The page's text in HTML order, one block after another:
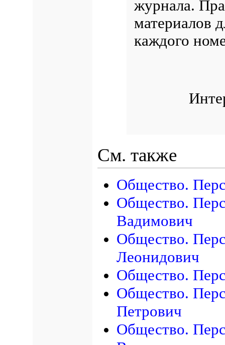
журнала.
материалов
каждого
См. также
Общество.
Общество.
Вадимович
Общество.
Леонидович
Общество.
Общество.
Петрович
Общество.